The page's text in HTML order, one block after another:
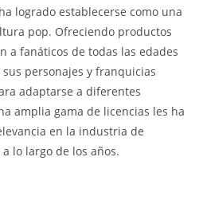
logrado establecerse como una
pop. Ofreciendo productos
a fanáticos de todas las edades
personajes y franquicias
adaptarse a diferentes
amplia gama de licencias les ha
en la industria de
lo largo de los años.